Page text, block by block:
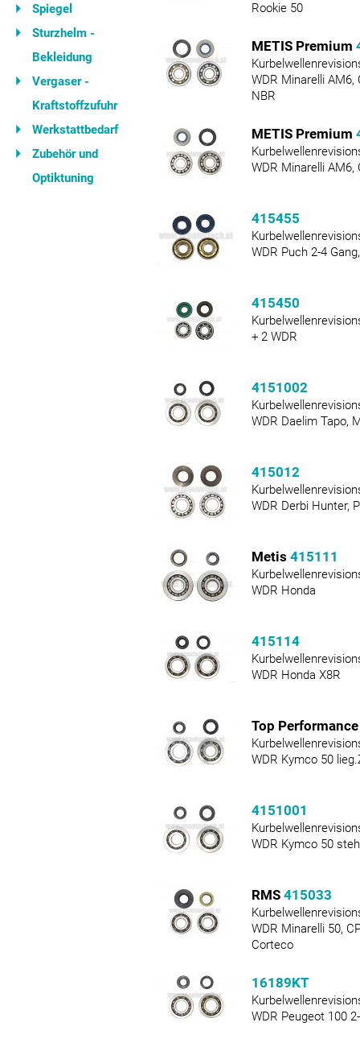
Spiegel
Sturzhelm -
Bekleidung
Vergaser -
Kraftstoffzufuhr
Werkstattbedarf
Zubehör und
Optiktuning
Rookie 50
METIS Premium
WDR Minarelli AM6,
NBR
METIS Premium
WDR Minarelli AM6,
415455
WDR Puch 2-4
415450
+ 2 WDR
4151002
WDR Daelim Tapo,
415012
WDR Derbi Hunter,
Metis 415111
WDR Honda
415114
WDR Honda X8R
Top
WDR Kymco 50
4151001
WDR Kymco 50
RMS 415033
WDR Minarelli 50,
Corteco
16189KT
WDR Peugeot 100